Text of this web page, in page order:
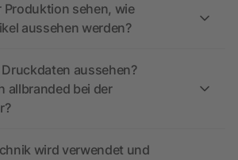
Produktion sehen, wie
aussehen werden?
aussehen?
allbranded bei der
wird verwendet und